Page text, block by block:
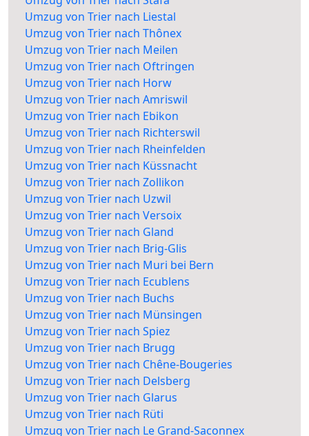
Umzug von Trier nach Liestal
Umzug von Trier nach Thônex
Umzug von Trier nach Meilen
Umzug von Trier nach Oftringen
Umzug von Trier nach Horw
Umzug von Trier nach Amriswil
Umzug von Trier nach Ebikon
Umzug von Trier nach Richterswil
Umzug von Trier nach Rheinfelden
Umzug von Trier nach Küssnacht
Umzug von Trier nach Zollikon
Umzug von Trier nach Uzwil
Umzug von Trier nach Versoix
Umzug von Trier nach Gland
Umzug von Trier nach Brig-Glis
Umzug von Trier nach Muri bei Bern
Umzug von Trier nach Ecublens
Umzug von Trier nach Buchs
Umzug von Trier nach Münsingen
Umzug von Trier nach Spiez
Umzug von Trier nach Brugg
Umzug von Trier nach Chêne-Bougeries
Umzug von Trier nach Delsberg
Umzug von Trier nach Glarus
Umzug von Trier nach Rüti
Umzug von Trier nach Le Grand-Saconnex